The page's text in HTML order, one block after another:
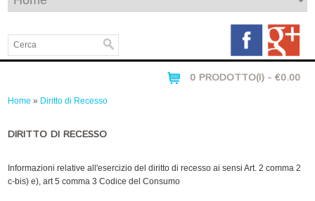
0 PRODOTTO(I) - €0.00
Home » Diritto di Recesso
DIRITTO DI RECESSO
Informazioni relative all'esercizio del diritto di recesso ai sensi Art. 2 comma 2
c-bis) e), art 5 comma 3 Codice del Consumo